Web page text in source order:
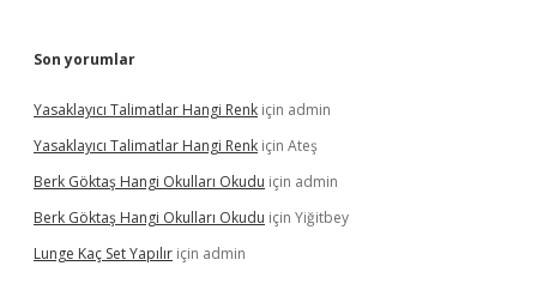
Son yorumlar
Yasaklayıcı Talimatlar Hangi Renk için admin
Yasaklayıcı Talimatlar Hangi Renk için Ateş
Berk Göktaş Hangi Okulları Okudu için admin
Berk Göktaş Hangi Okulları Okudu için Yiğitbey
Lunge Kaç Set Yapılır için admin